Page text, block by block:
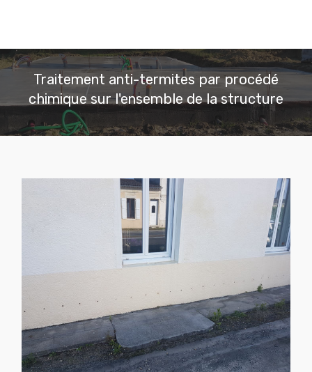
Traitement anti-termites par procédé
chimique sur l'ensemble de la structure